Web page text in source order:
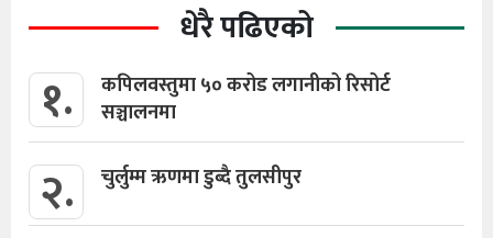
धेरै पढिएको
१.
कपिलवस्तुमा ५० करोड लगानीको रिसोर्ट
सञ्चालनमा
२. चुर्लुम्म ऋणमा डुब्दै तुलसीपुर